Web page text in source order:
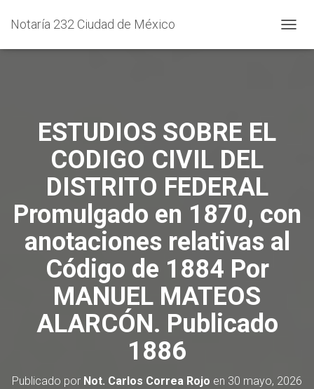
Notaría 232 Ciudad de México
A
N
A
E
ESTUDIOS SOBRE EL
CODIGO CIVIL DEL
DISTRITO FEDERAL
Promulgado en 1870, con
anotaciones relativas al
Código de 1884 Por
MANUEL MATEOS
ALARCÓN. Publicado
1886
Publicado por Not. Carlos Correa Rojo en 30 mayo, 2026